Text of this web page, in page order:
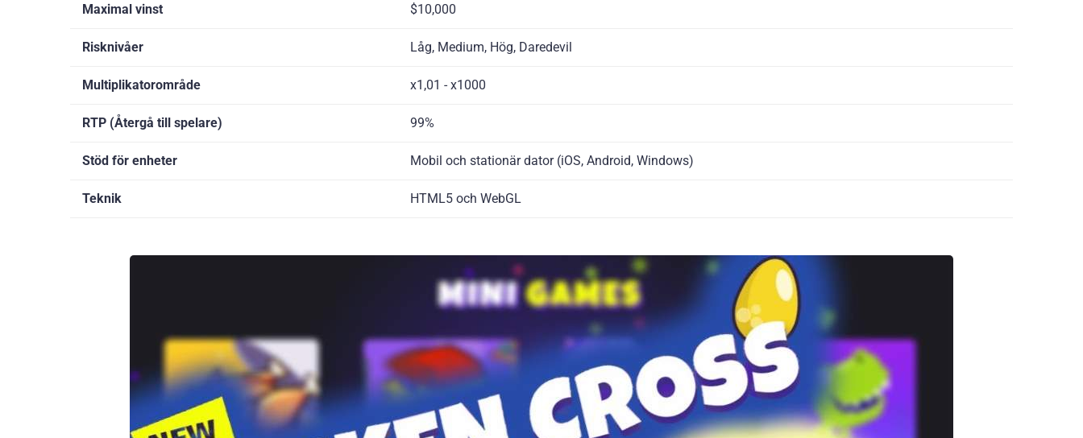
Maximal vinst $10,000
Risknivåer Låg, Medium, Hög, Daredevil
Multiplikatorområde x1,01 - x1000
RTP (Återgå till spelare) 99%
Stöd för enheter Mobil och stationär dator (iOS, Android, Windows)
Teknik HTML5 och WebGL